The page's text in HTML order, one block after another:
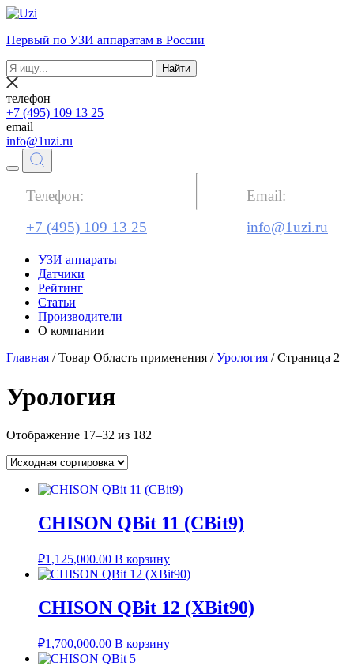
Первый по УЗИ аппаратам в России
Найти
телефон
+7 (495) 109 13 25
email
info@1uzi.ru
Телефон:
+7 (495) 109 13 25
Email:
info@1uzi.ru
УЗИ аппараты
Датчики
Рейтинг
Статьи
Производители
О компании
Главная / Товар Область применения /Урология / Страница 2
Урология
Отображение 17–32 из 182
CHISON QBit 11 (CBit9)
₽1,125,000.00 В корзину
CHISON QBit 12 (XBit90)
₽1,700,000.00 В корзину